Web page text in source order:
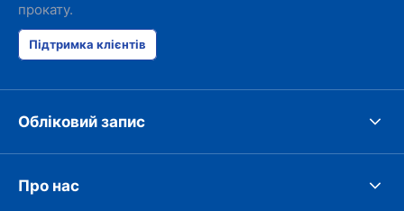
прокату.
Підтримка клієнтів
Обліковий запис
Про нас